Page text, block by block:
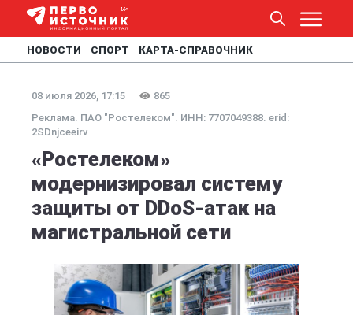
НОВОСТИ СПОРТ КАРТА-СПРАВОЧНИК
08 июля 2026, 17:15
865
Реклама. ПАО "Ростелеком". ИНН: 7707049388. erid:
2SDnjceeirv
«Ростелеком»
модернизировал систему
защиты от DDoS-атак на
магистральной сети